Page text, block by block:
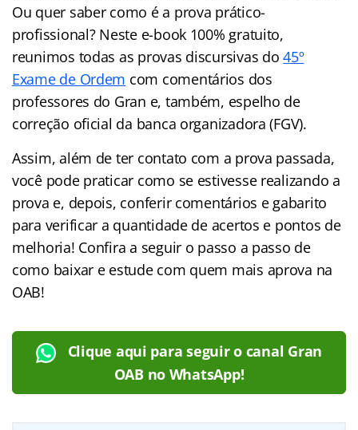
Ou quer saber como é a prova prático-
profissional? Neste e-book 100% gratuito,
reunimos todas as provas discursivas do45º
Exame de Ordem com comentários dos
professores do Gran e, também, espelho de
correção oficial da banca organizadora (FGV).
Assim, além de ter contato com a prova passada,
você pode praticar como se estivesse realizando a
prova e, depois, conferir comentários e gabarito
para verificar a quantidade de acertos e pontos de
melhoria! Confira a seguir o passo a passo de
como baixar e estude com quem mais aprova na
OAB!
Clique aqui para seguir o canal Gran
OAB no WhatsApp!